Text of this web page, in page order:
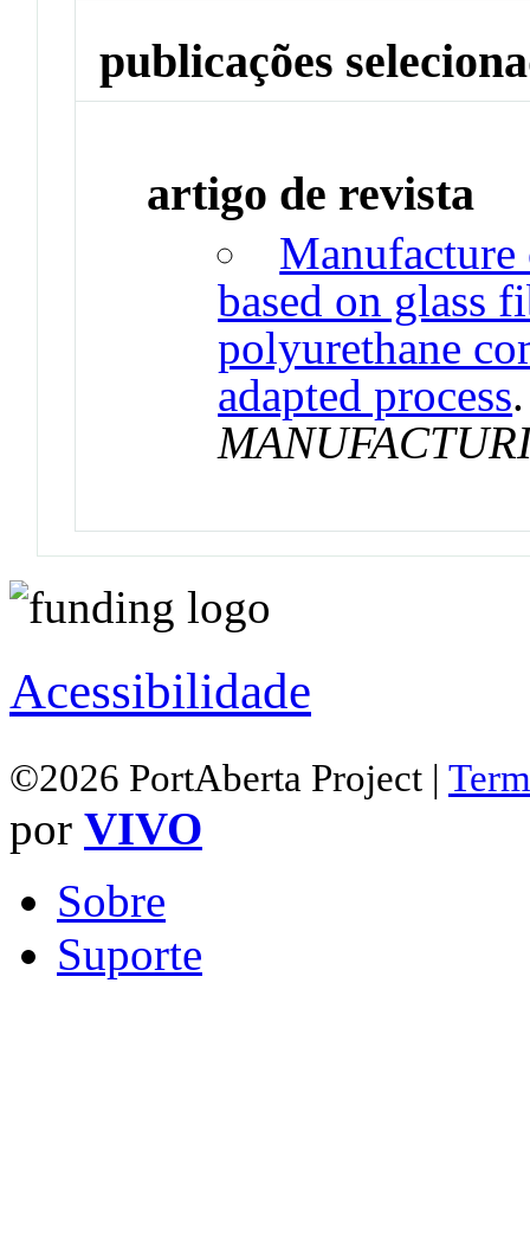
publicações
artigo de revista
Manufacture
based on glass
polyurethane
adapted process
Acessibilidade
©2026 PortAberta Project |
por VIVO
Sobre
Suporte